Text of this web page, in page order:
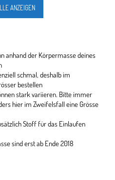
ANZEIGEN
anhand der Körpermasse deines
schmal, deshalb im
bestellen
stark variieren. Bitte immer
hier im Zweifelsfall eine Grösse
Stoff für das Einlaufen
sind erst ab Ende 2018